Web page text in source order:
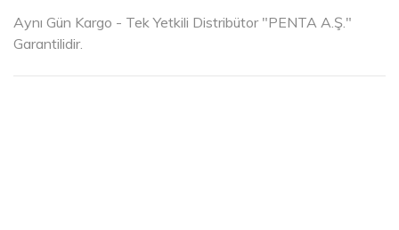
Aynı Gün Kargo - Tek Yetkili Distribütor "PENTA A.Ş."
Garantilidir.